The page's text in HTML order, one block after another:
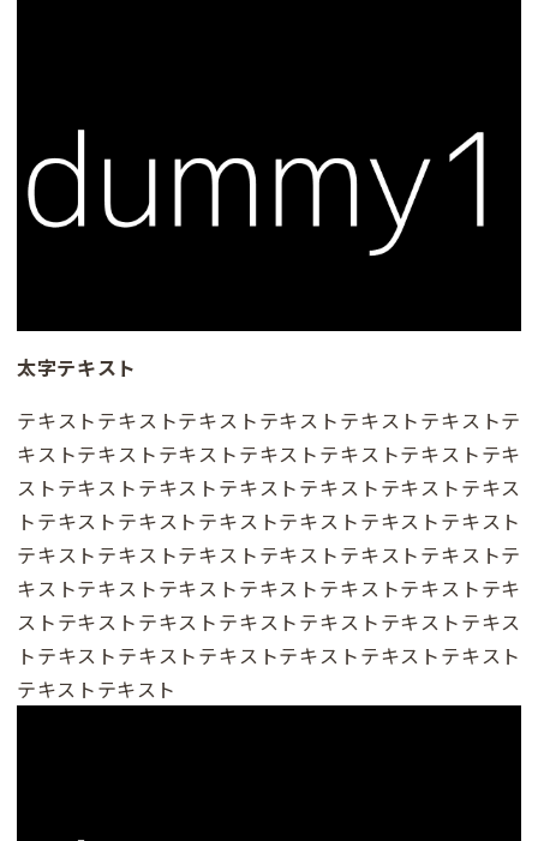
太字テキスト
テキストテキストテキストテキストテキストテキストテ
キストテキストテキストテキストテキストテキストテキ
ストテキストテキストテキストテキストテキストテキス
トテキストテキストテキストテキストテキストテキスト
テキストテキストテキストテキストテキストテキストテ
キストテキストテキストテキストテキストテキストテキ
ストテキストテキストテキストテキストテキストテキス
トテキストテキストテキストテキストテキストテキスト
テキストテキスト